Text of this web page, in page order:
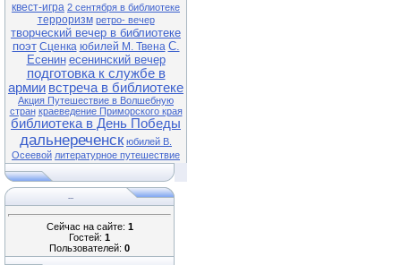
квест-игра 2 сентября в библиотеке
терроризм ретро- вечер
творческий вечер в библиотеке
поэт Сценка юбилей М. Твена С.
Есенин есенинский вечер
подготовка к службе в
армии встреча в библиотеке
Акция Путешествие в Волшебную
стран краеведение Приморского края
библиотека в День Победы
дальнереченск юбилей В.
Осеевой литературное путешествие
...
Сейчас на сайте: 1
Гостей: 1
Пользователей: 0